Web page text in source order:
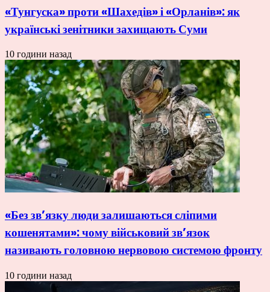
«Тунгуска» проти «Шахедів» і «Орланів»: як
українські зенітники захищають Суми
10 години назад
«Без зв’язку люди залишаються сліпими
кошенятами»: чому військовий зв’язок
називають головною нервовою системою фронту
10 години назад